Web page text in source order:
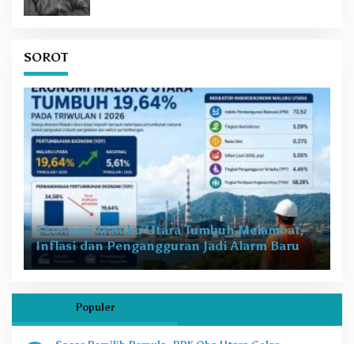
SOROT
Ekonomi Maluku Utara Tumbuh Melambat,
Inflasi dan Pengangguran Jadi Alarm Baru
Populer